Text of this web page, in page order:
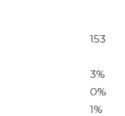
153
3%
0%
1%